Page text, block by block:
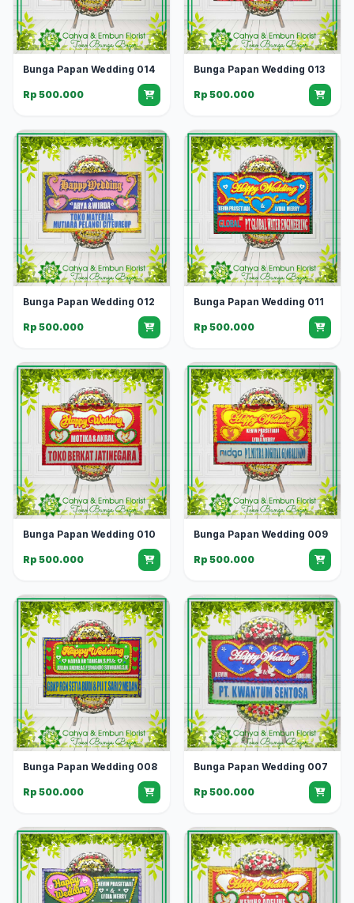
Bunga Papan Wedding 014
Rp 500.000
Bunga Papan Wedding 013
Rp 500.000
Bunga Papan Wedding 012
Rp 500.000
Bunga Papan Wedding 011
Rp 500.000
Bunga Papan Wedding 010
Rp 500.000
Bunga Papan Wedding 009
Rp 500.000
Bunga Papan Wedding 008
Rp 500.000
Bunga Papan Wedding 007
Rp 500.000